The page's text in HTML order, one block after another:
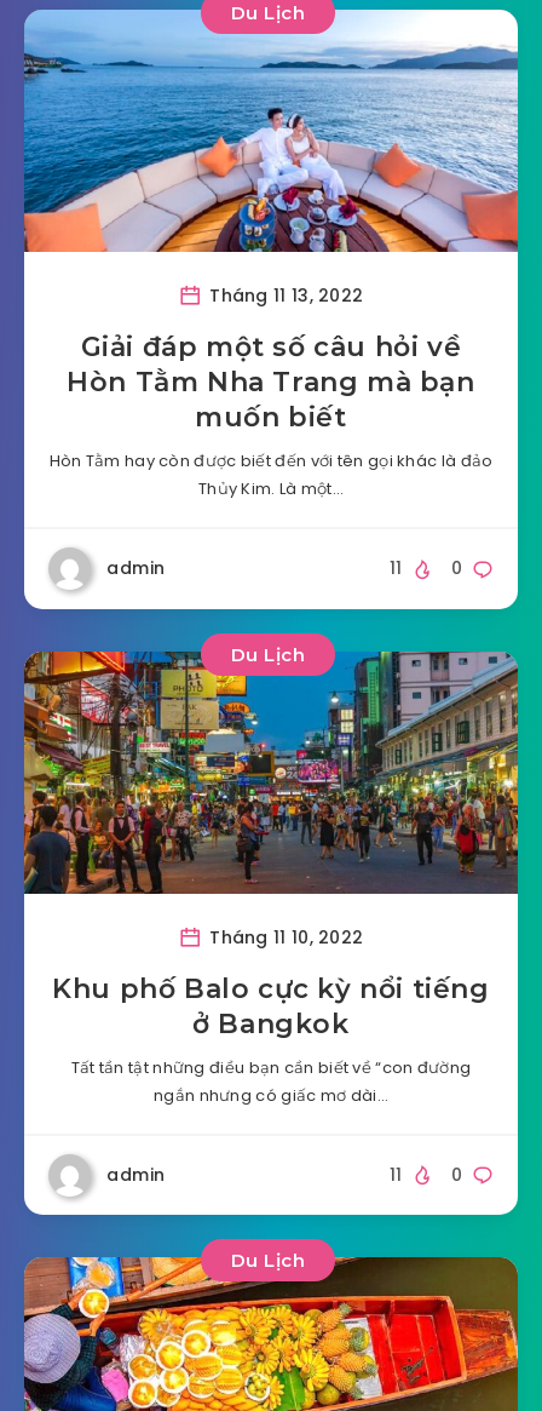
Du Lịch
Tháng 11 13, 2022
Giải đáp một số câu hỏi về
Hòn Tằm Nha Trang mà bạn
muốn biết
Hòn Tằm hay còn được biết đến với tên gọi khác là đảo
Thủy Kim. Là một…
admin 0
11
Du Lịch
Tháng 11 10, 2022
Khu phố Balo cực kỳ nổi tiếng
ở Bangkok
Tất tần tật những điều bạn cần biết về “con đường
ngắn nhưng có giấc mơ dài…
admin 0
11
Du Lịch